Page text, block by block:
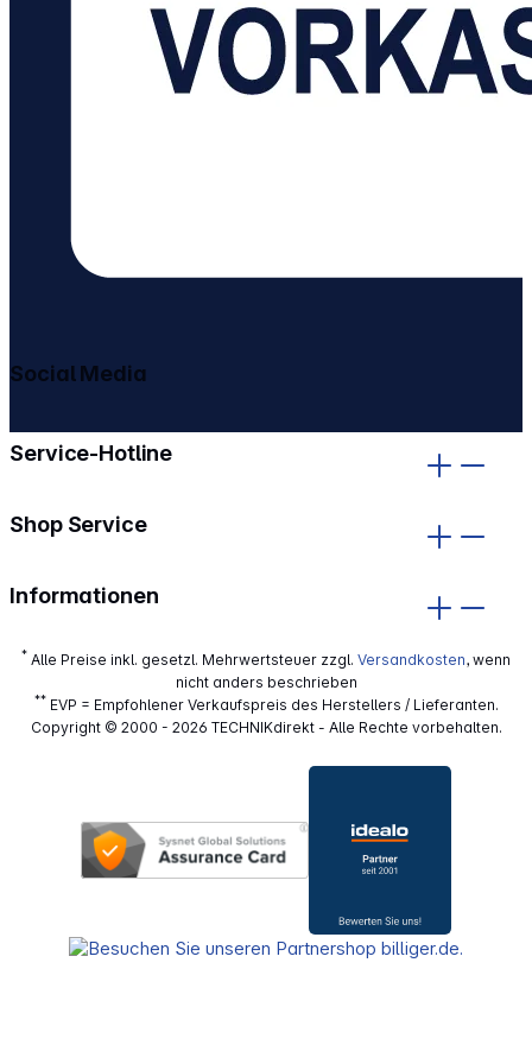
Service-Hotline
Shop Service
Informationen
Social Media
* Alle Preise inkl. gesetzl. Mehrwertsteuer zzgl. Versandkosten, wenn
nicht anders beschrieben
**EVP = Empfohlener Verkaufspreis des Herstellers / Lieferanten.
Copyright © 2000 - 2026 TECHNIKdirekt - Alle Rechte vorbehalten.